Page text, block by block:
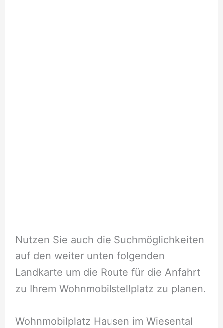
Nutzen Sie auch die Suchmöglichkeiten
auf den weiter unten folgenden
Landkarte um die Route für die Anfahrt
zu Ihrem Wohnmobilstellplatz zu planen.
Wohnmobilplatz Hausen im Wiesental